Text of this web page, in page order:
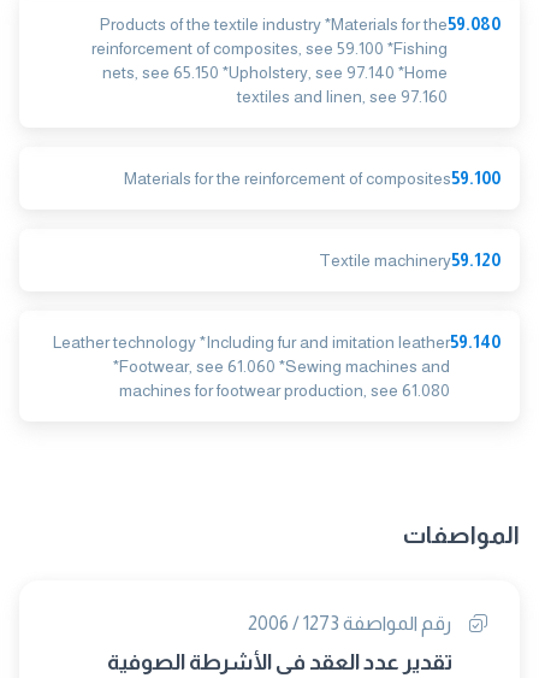
59.080
Products of the textile industry *Materials for the
reinforcement of composites, see 59.100 *Fishing
nets, see 65.150 *Upholstery, see 97.140 *Home
textiles and linen, see 97.160
59.100
Materials for the reinforcement of composites
59.120
Textile machinery
59.140
Leather technology *Including fur and imitation leather
*Footwear, see 61.060 *Sewing machines and
machines for footwear production, see 61.080
المواصفات
رقم المواصفة 1273 / 2006
تقدير عدد العقد فى الأشرطة الصوفية